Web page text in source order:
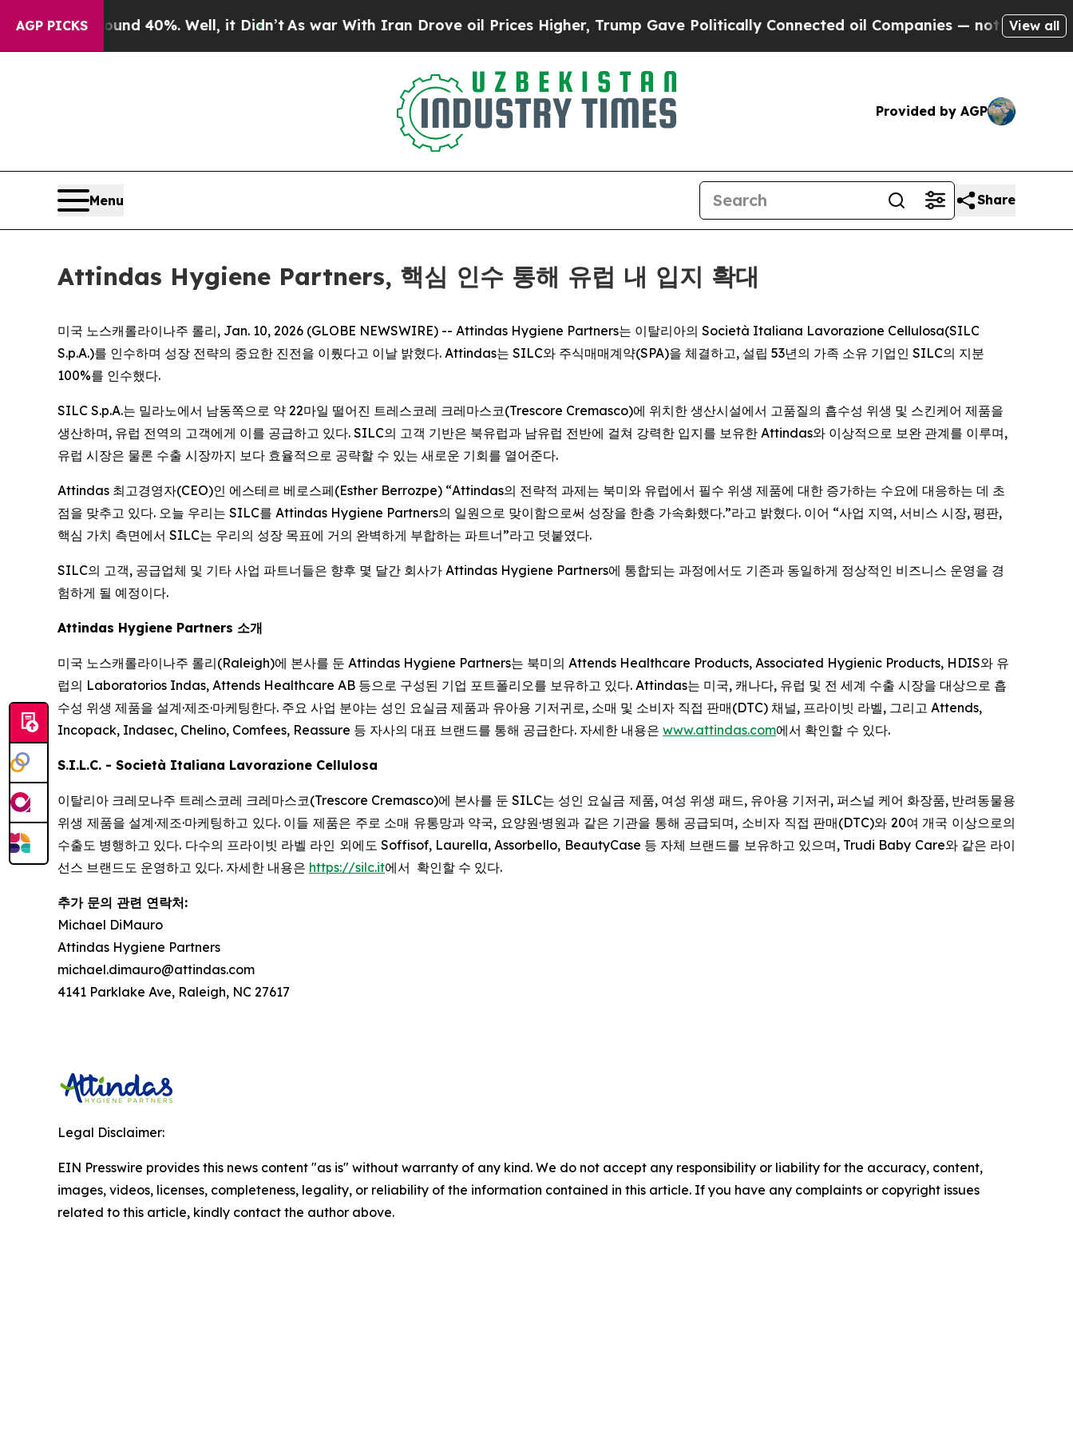
AGP PICKS
Around 40%. Well, it Didn’tAs war With Iran Drove oil Prices Higher, Trump Gave Politically Connected oil Companies — not Taxpayers —
View all
Provided by AGP
Menu Share
Attindas Hygiene Partners, 핵심 인수 통해 유럽 내 입지 확대
미국 노스캐롤라이나주 롤리, Jan. 10, 2026 (GLOBE NEWSWIRE) -- Attindas Hygiene Partners는 이탈리아의 Società Italiana Lavorazione Cellulosa(SILC
S.p.A.)를 인수하며 성장 전략의 중요한 진전을 이뤘다고 이날 밝혔다. Attindas는 SILC와 주식매매계약(SPA)을 체결하고, 설립 53년의 가족 소유 기업인 SILC의 지분
100%를 인수했다.
SILC S.p.A.는 밀라노에서 남동쪽으로 약 22마일 떨어진 트레스코레 크레마스코(Trescore Cremasco)에 위치한 생산시설에서 고품질의 흡수성 위생 및 스킨케어 제품을
생산하며, 유럽 전역의 고객에게 이를 공급하고 있다. SILC의 고객 기반은 북유럽과 남유럽 전반에 걸쳐 강력한 입지를 보유한 Attindas와 이상적으로 보완 관계를 이루며,
유럽 시장은 물론 수출 시장까지 보다 효율적으로 공략할 수 있는 새로운 기회를 열어준다.
Attindas 최고경영자(CEO)인 에스테르 베로스페(Esther Berrozpe) “Attindas의 전략적 과제는 북미와 유럽에서 필수 위생 제품에 대한 증가하는 수요에 대응하는 데 초
점을 맞추고 있다. 오늘 우리는 SILC를 Attindas Hygiene Partners의 일원으로 맞이함으로써 성장을 한층 가속화했다.”라고 밝혔다. 이어 “사업 지역, 서비스 시장, 평판,
핵심 가치 측면에서 SILC는 우리의 성장 목표에 거의 완벽하게 부합하는 파트너”라고 덧붙였다.
SILC의 고객, 공급업체 및 기타 사업 파트너들은 향후 몇 달간 회사가 Attindas Hygiene Partners에 통합되는 과정에서도 기존과 동일하게 정상적인 비즈니스 운영을 경
험하게 될 예정이다.
Attindas Hygiene Partners 소개
미국 노스캐롤라이나주 롤리(Raleigh)에 본사를 둔 Attindas Hygiene Partners는 북미의 Attends Healthcare Products, Associated Hygienic Products, HDIS와 유
럽의 Laboratorios Indas, Attends Healthcare AB 등으로 구성된 기업 포트폴리오를 보유하고 있다. Attindas는 미국, 캐나다, 유럽 및 전 세계 수출 시장을 대상으로 흡
수성 위생 제품을 설계·제조·마케팅한다. 주요 사업 분야는 성인 요실금 제품과 유아용 기저귀로, 소매 및 소비자 직접 판매(DTC) 채널, 프라이빗 라벨, 그리고 Attends,
Incopack, Indasec, Chelino, Comfees, Reassure 등 자사의 대표 브랜드를 통해 공급한다. 자세한 내용은 www.attindas.com에서 확인할 수 있다.
S.I.L.C. - Società Italiana Lavorazione Cellulosa
이탈리아 크레모나주 트레스코레 크레마스코(Trescore Cremasco)에 본사를 둔 SILC는 성인 요실금 제품, 여성 위생 패드, 유아용 기저귀, 퍼스널 케어 화장품, 반려동물용
위생 제품을 설계·제조·마케팅하고 있다. 이들 제품은 주로 소매 유통망과 약국, 요양원·병원과 같은 기관을 통해 공급되며, 소비자 직접 판매(DTC)와 20여 개국 이상으로의
수출도 병행하고 있다. 다수의 프라이빗 라벨 라인 외에도 Soffisof, Laurella, Assorbello, BeautyCase 등 자체 브랜드를 보유하고 있으며, Trudi Baby Care와 같은 라이
선스 브랜드도 운영하고 있다. 자세한 내용은 https://silc.it에서 확인할 수 있다.
추가 문의 관련 연락처:
Michael DiMauro
Attindas Hygiene Partners
michael.dimauro@attindas.com
4141 Parklake Ave, Raleigh, NC 27617
Legal Disclaimer:
EIN Presswire provides this news content "as is" without warranty of any kind. We do not accept any responsibility or liability for the accuracy, content,
images, videos, licenses, completeness, legality, or reliability of the information contained in this article. If you have any complaints or copyright issues
related to this article, kindly contact the author above.